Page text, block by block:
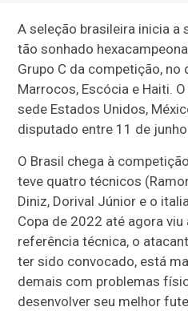
A seleção brasileira inicia a
tão sonhado
Grupo C da competição,
Marrocos, Escócia e Haiti.
sede Estados Unidos,
disputado entre 11 de
O Brasil chega à
teve quatro técnicos
Diniz, Dorival Júnior e o
Copa de 2022 até agora
referência técnica, o
ter sido convocado, está
demais com problemas
desenvolver seu melhor